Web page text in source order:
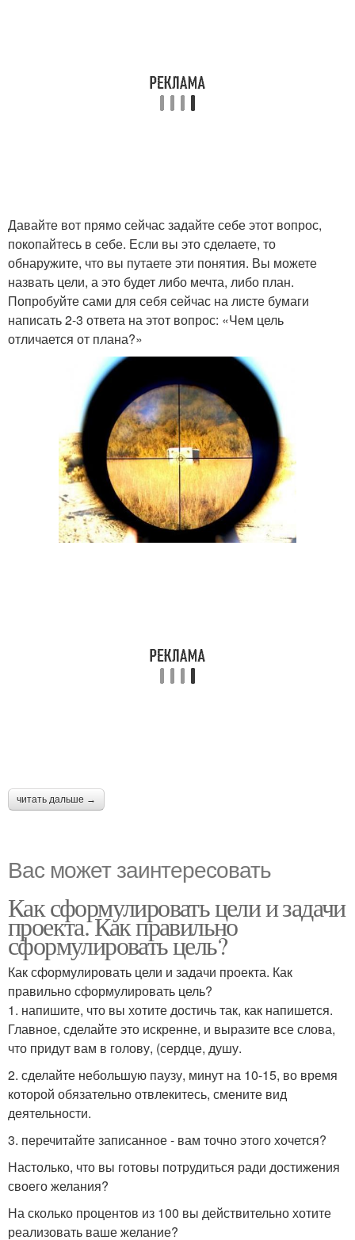
Давайте вот прямо сейчас задайте себе этот вопрос,
покопайтесь в себе. Если вы это сделаете, то
обнаружите, что вы путаете эти понятия. Вы можете
назвать цели, а это будет либо мечта, либо план.
Попробуйте сами для себя сейчас на листе бумаги
написать 2-3 ответа на этот вопрос: «Чем цель
отличается от плана?»
читать дальше →
Вас может заинтересовать
Как сформулировать цели и задачи
проекта. Как правильно
сформулировать цель?
Как сформулировать цели и задачи проекта. Как
правильно сформулировать цель?
1. напишите, что вы хотите достичь так, как напишется.
Главное, сделайте это искренне, и выразите все слова,
что придут вам в голову, (сердце, душу.
2. сделайте небольшую паузу, минут на 10-15, во время
которой обязательно отвлекитесь, смените вид
деятельности.
3. перечитайте записанное - вам точно этого хочется?
Настолько, что вы готовы потрудиться ради достижения
своего желания?
На сколько процентов из 100 вы действительно хотите
реализовать ваше желание?